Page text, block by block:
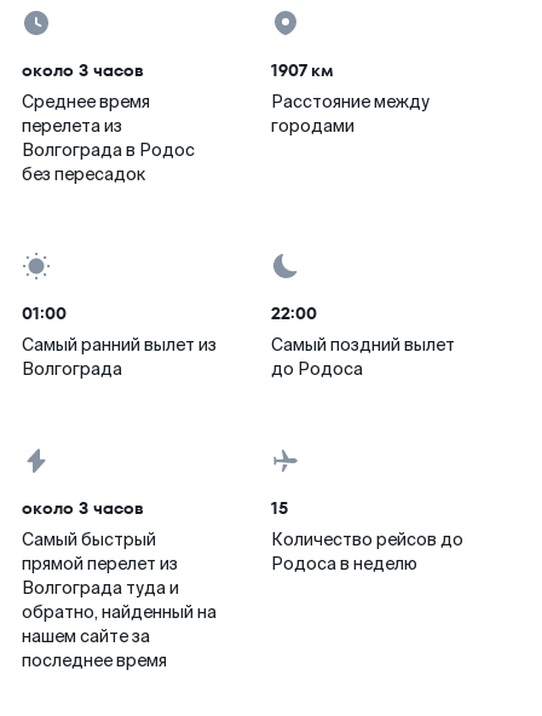
около 3 часов
Среднее время
перелета из
Волгограда в Родос
без пересадок
1907 км
Расстояние между
городами
01:00
Самый ранний вылет из
Волгограда
22:00
Самый поздний вылет
до Родоса
около 3 часов
Самый быстрый
прямой перелет из
Волгограда туда и
обратно, найденный на
нашем сайте за
последнее время
15
Количество рейсов до
Родоса в неделю